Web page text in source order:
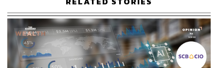
จากความร่วมมือ ลงมือทำอย่างจริงจังและต่อเนื่อง
“จนถึงวันนี้ เรารู้สึกภาคภูมิใจอย่างยิ่ง และขอส่งต่อความ
ภาคภูมิใจนี้ให้ทุกคนได้ร่วมภูมิใจไปกับเรา โดย GC ยังคงมุ่ง
มั่นดำเนินงานด้านความยั่งยืนอย่างแข็งขันต่อไป”